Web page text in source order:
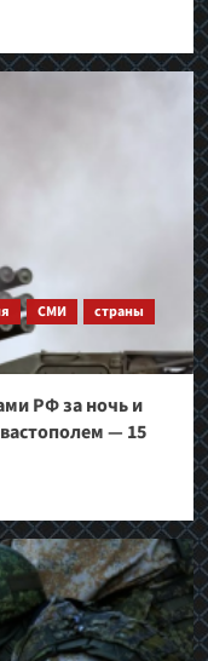
СМИ
страны
РФ за ночь и
— 15